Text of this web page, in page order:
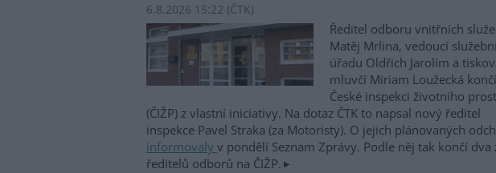
6.8.2026 15:22 (ČTK)
Ředitel odboru vnitřních
Matěj Mrlina, vedoucí
úřadu Oldřich Jarolím a
mluvčí Miriam Loužecká
České inspekci životního
(ČIŽP) z vlastní iniciativy. Na dotaz ČTK to napsal nový ředitel
inspekce Pavel Straka (za Motoristy). O jejich plánovaných
informovaly v pondělí Seznam Zprávy. Podle něj tak končí dva
ředitelů odborů na ČIŽP.